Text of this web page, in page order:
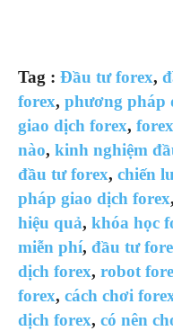
Tag : Đầu tư forex,
forex, phương pháp
giao dịch forex,
nào, kinh nghiệm
đầu tư forex, chiến
pháp giao dịch forex,
hiệu quả, khóa học
miễn phí, đầu tư
dịch forex, robot
forex, cách chơi
dịch forex, có nên